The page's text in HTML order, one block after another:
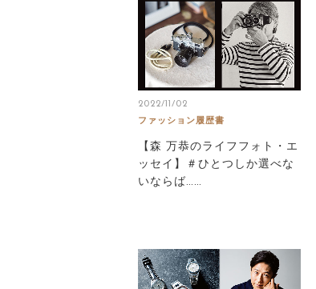
2022/11/02
ファッション履歴書
【森 万恭のライフフォト・エ
ッセイ】＃ひとつしか選べな
いならば……